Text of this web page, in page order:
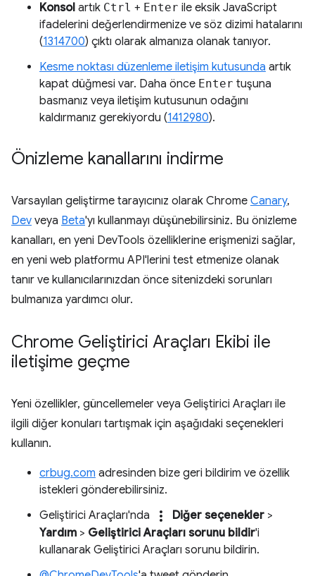
Konsol artık Ctrl + Enter ile eksik JavaScript
ifadelerini değerlendirmenize ve söz dizimi hatalarını
(1314700) çıktı olarak almanıza olanak tanıyor.
Kesme noktası düzenleme iletişim kutusunda artık
kapat düğmesi var. Daha önce Enter tuşuna
basmanız veya iletişim kutusunun odağını
kaldırmanız gerekiyordu (1412980).
Önizleme kanallarını indirme
Varsayılan geliştirme tarayıcınız olarak Chrome Canary,
Dev veya Beta'yı kullanmayı düşünebilirsiniz. Bu önizleme
kanalları, en yeni DevTools özelliklerine erişmenizi sağlar,
en yeni web platformu API'lerini test etmenize olanak
tanır ve kullanıcılarınızdan önce sitenizdeki sorunları
bulmanıza yardımcı olur.
Chrome Geliştirici Araçları Ekibi ile
iletişime geçme
Yeni özellikler, güncellemeler veya Geliştirici Araçları ile
ilgili diğer konuları tartışmak için aşağıdaki seçenekleri
kullanın.
crbug.com adresinden bize geri bildirim ve özellik
istekleri gönderebilirsiniz.
Geliştirici Araçları'nda
more_vert Diğer seçenekler >
Yardım > Geliştirici Araçları sorunu bildir'i
kullanarak Geliştirici Araçları sorunu bildirin.